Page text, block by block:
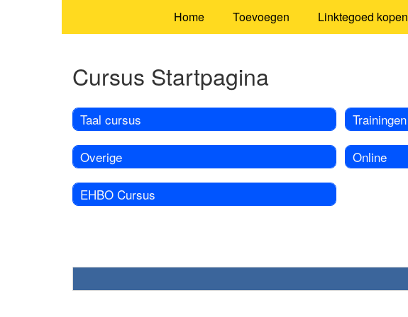
Home Toevoegen Linktegoed kopen
Cursus Startpagina
Taal cursus
Overige
EHBO Cursus
Trainingen
Online